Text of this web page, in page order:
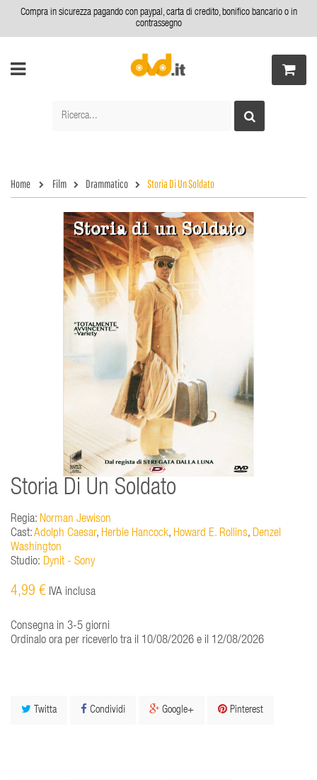
Compra in sicurezza pagando con paypal, carta di credito, bonifico bancario o in
contrassegno
Home Film Drammatico Storia Di Un Soldato
Storia Di Un Soldato
Regia: Norman Jewison
Cast:Adolph Caesar, Herbie Hancock, Howard E. Rollins, Denzel
Washington
Studio: Dynit - Sony
4,99 € IVA inclusa
Consegna in 3-5 giorni
Ordinalo ora per riceverlo tra il 10/08/2026 e il 12/08/2026
Twitta Condividi Google+ Pinterest